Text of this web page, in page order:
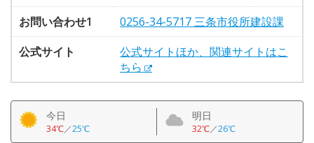
お問い合わせ1
0256-34-5717 三条市役所建設課
公式サイト
公式サイトほか、関連サイトはこ
ちら
今日
34℃／25℃
明日
32℃／26℃